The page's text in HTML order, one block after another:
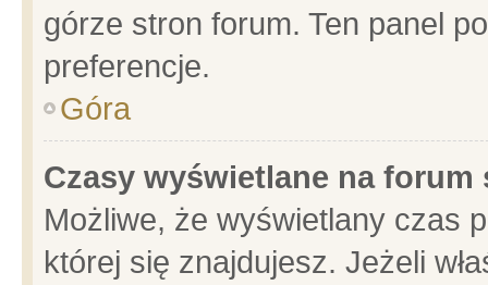
górze stron forum. Ten panel
preferencje.
Góra
Czasy wyświetlane na forum
Możliwe, że wyświetlany czas
której się znajdujesz. Jeżeli